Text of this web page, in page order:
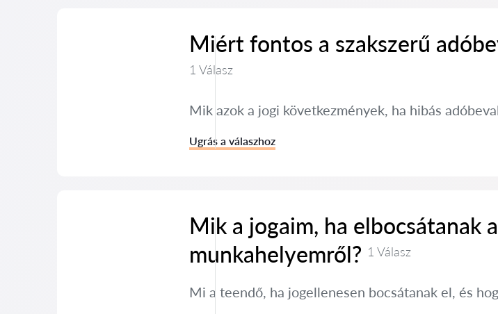
Miért fontos a szakszerű
1 Válasz
Mik azok a jogi következmények, ha hibás
Ugrás a válaszhoz
Mik a jogaim, ha elbocsátanak a
munkahelyemről? 1 Válasz
Mi a teendő, ha jogellenesen bocsátanak el, és